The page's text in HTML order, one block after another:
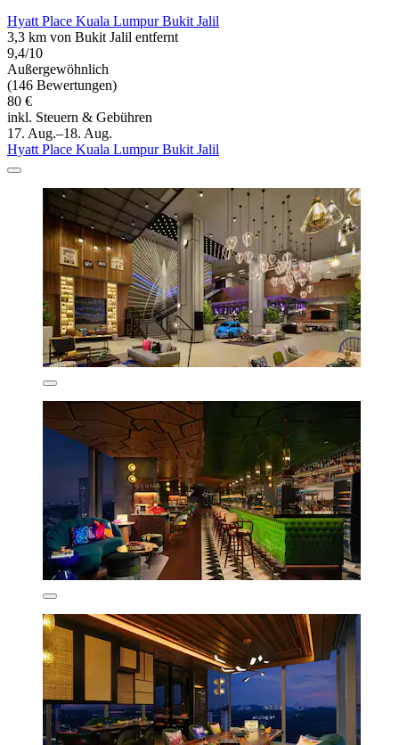
Hyatt Place Kuala Lumpur Bukit Jalil
3,3 km von Bukit Jalil entfernt
9,4/10
Außergewöhnlich
(146 Bewertungen)
80 €
inkl. Steuern & Gebühren
17. Aug.–18. Aug.
Hyatt Place Kuala Lumpur Bukit Jalil